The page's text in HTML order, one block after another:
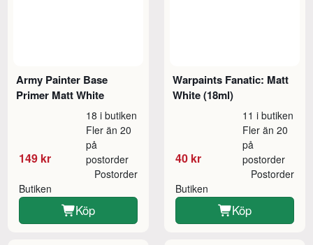
Army Painter Base
Primer Matt White
149 kr
18 i butiken
Fler än 20
på
postorder
Butiken
Postorder
Köp
Warpaints Fanatic: Matt
White (18ml)
40 kr
11 i butiken
Fler än 20
på
postorder
Butiken
Postorder
Köp